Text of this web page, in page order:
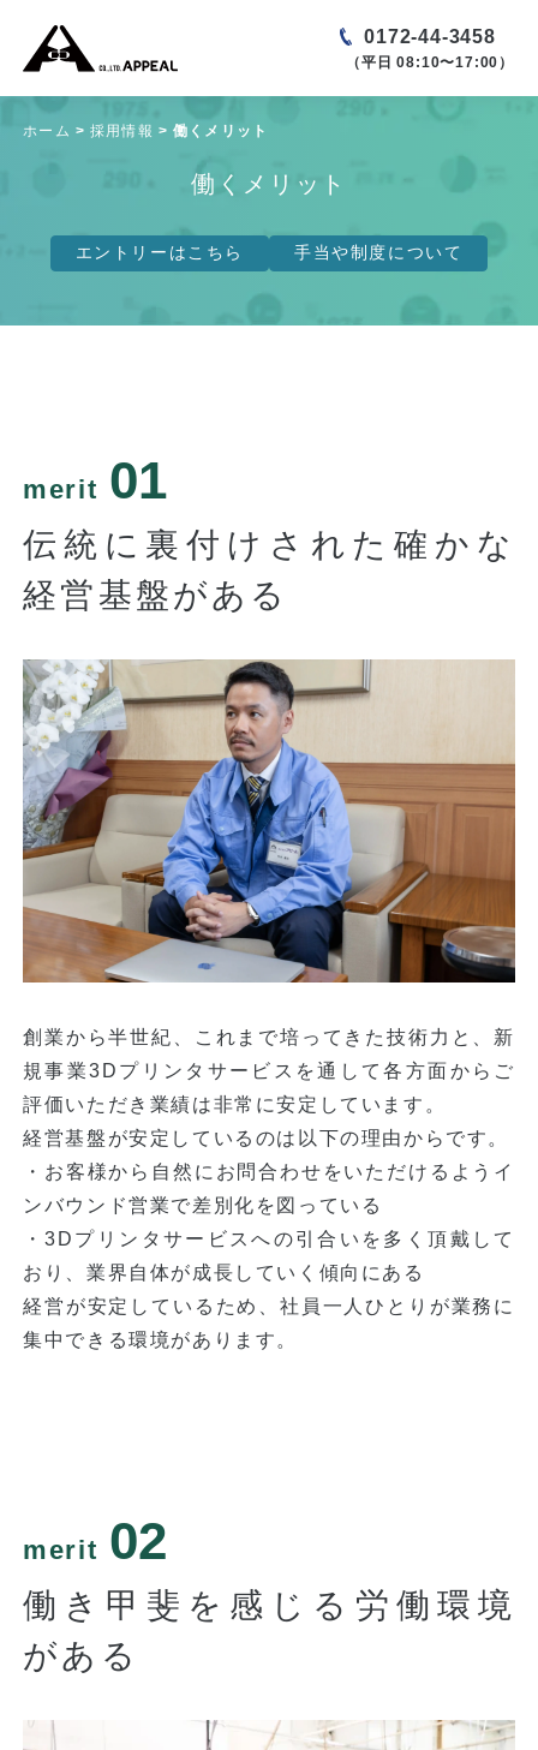
0172-44-3458
（平日 08:10〜17:00）
ホーム 採用情報 働くメリット
働くメリット
エントリーはこちら 手当や制度について
merit 01
伝統に裏付けされた確かな
経営基盤がある
創業から半世紀、これまで培ってきた技術力と、新
規事業3Dプリンタサービスを通して各方面からご
評価いただき業績は非常に安定しています。
経営基盤が安定しているのは以下の理由からです。
・お客様から自然にお問合わせをいただけるようイ
ンバウンド営業で差別化を図っている
・3Dプリンタサービスへの引合いを多く頂戴して
おり、業界自体が成長していく傾向にある
経営が安定しているため、社員一人ひとりが業務に
集中できる環境があります。
merit 02
働き甲斐を感じる労働環境
がある